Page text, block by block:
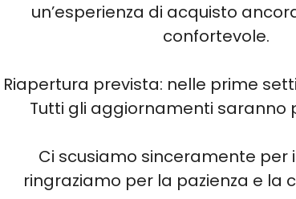
un’esperienza di acquisto
confortevole.
Riapertura prevista: nelle prime
Tutti gli aggiornamenti saranno
Ci scusiamo sinceramente per
ringraziamo per la pazienza e la
ELF BAR PLANET 25000
HQD MIRACLE 8000 ELF BAR